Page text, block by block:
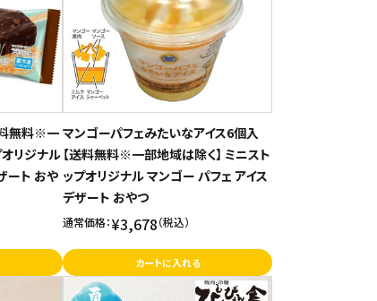
料無料※一
リジナル
ート おや
マンゴーパフェみたいなアイス6個入
【送料無料※一部地域は除く】 ミニスト
ップオリジナル マンゴー パフェ アイス
デザート おやつ
通常価格：¥3,678（税込）
カートに入れる